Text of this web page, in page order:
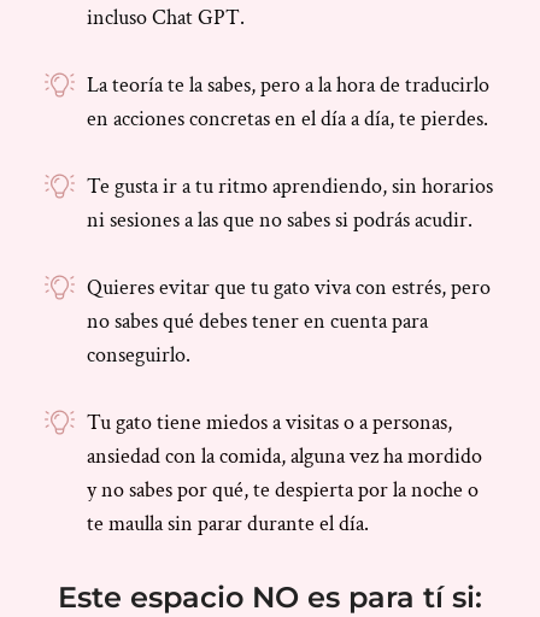
incluso Chat GPT.
La teoría te la sabes, pero a la hora de traducirlo
en acciones concretas en el día a día, te pierdes.
Te gusta ir a tu ritmo aprendiendo, sin horarios
ni sesiones a las que no sabes si podrás acudir.
Quieres evitar que tu gato viva con estrés, pero
no sabes qué debes tener en cuenta para
conseguirlo.
Tu gato tiene miedos a visitas o a personas,
ansiedad con la comida, alguna vez ha mordido
y no sabes por qué, te despierta por la noche o
te maulla sin parar durante el día.
Este espacio NO es para tí si: